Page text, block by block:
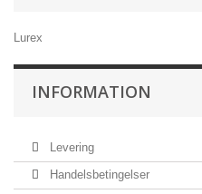
Lurex
INFORMATION
Levering
Handelsbetingelser